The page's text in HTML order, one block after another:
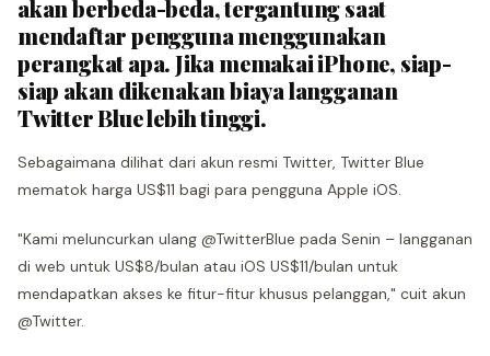
akan berbeda-beda, tergantung saat
mendaftar pengguna menggunakan
perangkat apa. Jika memakai iPhone, siap-
siap akan dikenakan biaya langganan
Twitter Blue lebih tinggi.
Sebagaimana dilihat dari akun resmi Twitter, Twitter Blue
mematok harga US$11 bagi para pengguna Apple iOS.
"Kami meluncurkan ulang @TwitterBlue pada Senin – langganan
di web untuk US$8/bulan atau iOS US$11/bulan untuk
mendapatkan akses ke fitur-fitur khusus pelanggan," cuit akun
@Twitter.